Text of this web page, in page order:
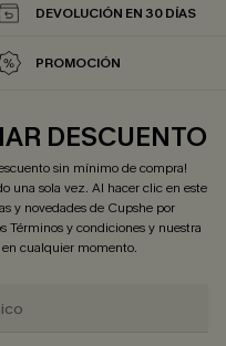
DEVOLUCIÓN EN 30 DÍAS
PROMOCIÓN
DESCUENTO
sin mínimo de compra!
una sola vez. Al hacer clic en este
y novedades de Cupshe por
Términos y condicionesy nuestra
cualquier momento.